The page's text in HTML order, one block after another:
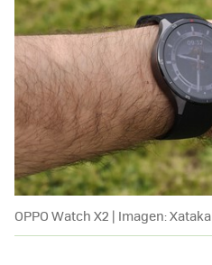
OPPO Watch X2 | Imagen: Xataka